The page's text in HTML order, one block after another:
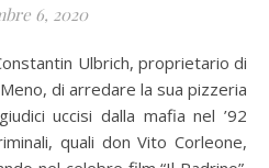
6, 2020
di arredare la sua pizzeria
uccisi dalla mafia nel ’92
quali don Vito Corleone,